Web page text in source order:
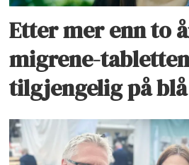
Etter mer enn to
migrene-
tilgjengelig på